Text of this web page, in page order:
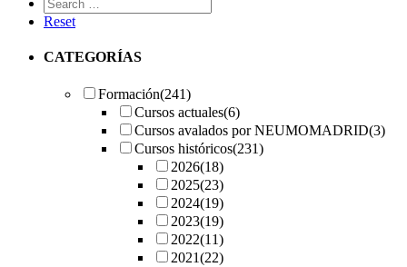
Reset
CATEGORÍAS
Formación(241)
Cursos actuales(6)
Cursos avalados por NEUMOMADRID(3)
Cursos históricos(231)
2026(18)
2025(23)
2024(19)
2023(19)
2022(11)
2021(22)